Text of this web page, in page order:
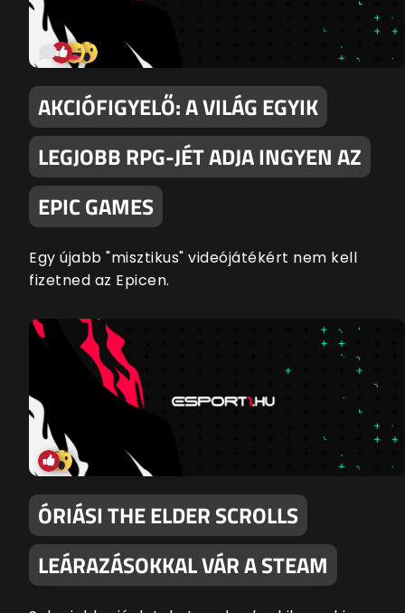
AKCIÓFIGYELŐ: A VILÁG EGYIK
LEGJOBB RPG-JÉT ADJA INGYEN AZ
EPIC GAMES
Egy újabb "misztikus" videójátékért nem kell
fizetned az Epicen.
ÓRIÁSI THE ELDER SCROLLS
LEÁRAZÁSOKKAL VÁR A STEAM